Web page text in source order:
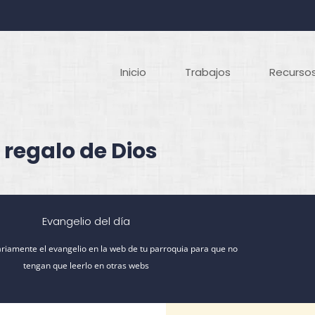
de Dios
Inicio Trabajos
Evangelio del día
el evangelio en la web de tu parroquia para que no
tengan que leerlo en otras webs